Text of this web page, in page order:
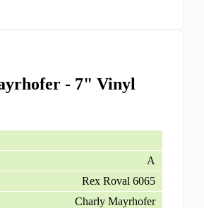
- 7" Vinyl
A
Rex Roval 6065
Charly Mayrhofer